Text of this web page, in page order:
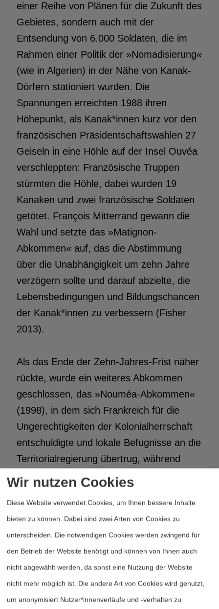
einer Reihe von Plänen für die Zukunft des
Gebietes, sondern auch mit der
Entsendung von 6.000 Soldaten, die im
Rahmen einer Politik der »Nomadisierung«
(wie in Algerien) in der Nähe von Kanak-
Dörfern stationiert wurden. Die
Spannungen erreichten 1988 ihren
Höhepunkt, als Kanak*innen kurz vor den
französischen Präsidentschaftswahlen 27
Geiseln in eine Höhle auf der Insel Ouvéa
verschleppten: Französische Truppen
stürmten die Höhle, dabei wurden 19
Kanaken und zwei französische Soldaten
getötet. François Mitterrand gewann die
Wahl und setzte das »Matignon-
Abkommen« auf, das die Abstimmung
über die Unabhängigkeit um zehn Jahre
verzögern sollte und darauf abzielte, die
Lebensbedingungen und Bildungschancen
der Kanak*innen zu verbessern (Fisher
2013).
Als das Ende der Zehn-Jahres-Frist näher
rückte, wurde ein weiteres Abkommen
geschlossen, das »Nouméa-Abkommen«
(1998), in dem sich Frankreich für die
Ungerechtigkeiten der Kolonialherrschaft
entschuldigte und lokale Befugnisse an die
Territorialregierung übertrug, während
jedoch wichtige Befugnisse in den
beim französischen Staat verblieben.
Letztendlich wurde beschlossen, dass der
künftige politische Status Neukaledoniens
vom Ergebnis dreier Referenden in den
Jahren 2018, 2020 und 2021 abhängen
sollte. Keines davon wurde von den
Befürworter*innen der Unabhängigkeit
Wir nutzen Cookies
Diese Website verwendet Cookies, um Ihnen bessere Inhalte
bieten zu können. Dabei sind zwei Arten von Cookies zu
unterscheiden. Die notwendigen Cookies werden zwingend für
den Betrieb der Website benötigt und können von Ihnen auch
nicht abgewählt werden, da sonst eine Nutzung der Website
nicht mehr möglich ist. Die andere Art von Cookies wird genutzt,
um anonymisiert Nutzer*innenverläufe und -verhalten zu